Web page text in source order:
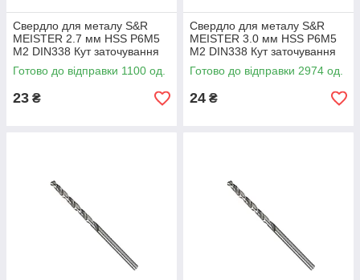
Свердло для металу S&R
MEISTER 2.7 мм HSS Р6М5
М2 DIN338 Кут заточування
135 град (108800270)
Готово до відправки 1100 од.
23 ₴
Свердло для металу S&R
MEISTER 3.0 мм HSS Р6М5
М2 DIN338 Кут заточування
135 град (108800300)
Готово до відправки 2974 од.
24 ₴